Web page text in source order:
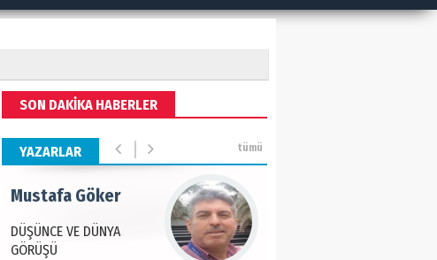
SON DAKİKA HABERLER
YAZARLAR tümü
DÜNYA DÜZENİ
ANADOLU BASIN YAYIN
BİRLİĞİ
Alaeddin Usta
DÜŞÜNCE VE DÜNYA
GÖRÜŞÜ
Mustafa Göker